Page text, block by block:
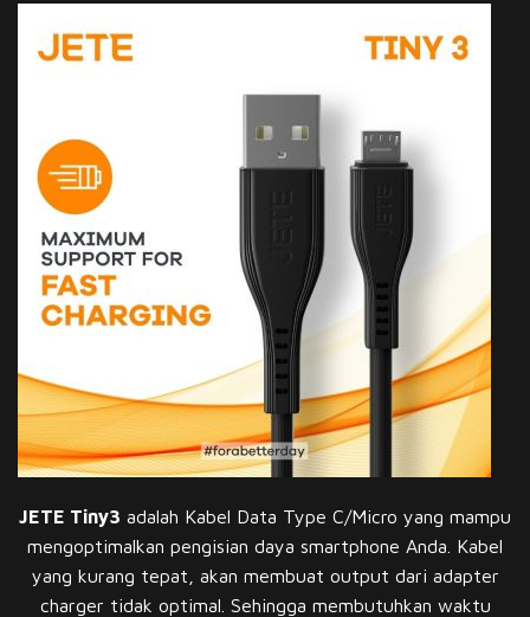
JETE Tiny3 adalah Kabel Data Type C/Micro yang mampu
mengoptimalkan pengisian daya smartphone Anda. Kabel
yang kurang tepat, akan membuat output dari adapter
charger tidak optimal. Sehingga membutuhkan waktu